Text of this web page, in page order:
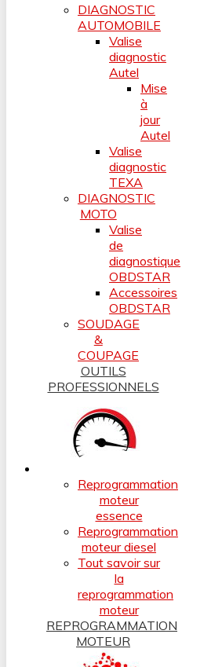
DIAGNOSTIC
AUTOMOBILE
Valise
diagnostic
Autel
Mise
à
jour
Autel
Valise
diagnostic
TEXA
DIAGNOSTIC
MOTO
Valise
de
diagnostique
OBDSTAR
Accessoires
OBDSTAR
SOUDAGE
&
COUPAGE
OUTILS
PROFESSIONNELS
Reprogrammation
moteur
essence
Reprogrammation
moteur diesel
Tout savoir sur
la
reprogrammation
moteur
REPROGRAMMATION
MOTEUR